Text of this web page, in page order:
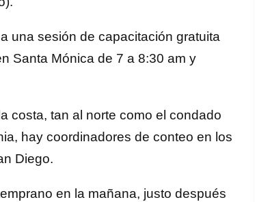
una sesión de capacitación gratuita
Santa Mónica de 7 a 8:30 am y
costa, tan al norte como el condado
hay coordinadores de conteo en los
Diego.
en la mañana, justo después